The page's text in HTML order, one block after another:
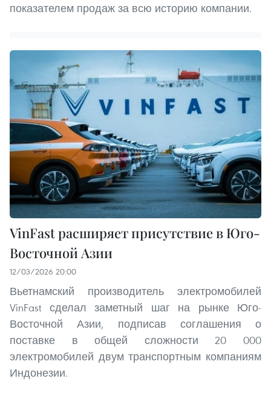
показателем продаж за всю историю компании.
VinFast расширяет присутствие в Юго-
Восточной Азии
12/03/2026 20:00
Вьетнамский производитель электромобилей
VinFast сделал заметный шаг на рынке Юго-
Восточной Азии, подписав соглашения о
поставке в общей сложности 20 000
электромобилей двум транспортным компаниям
Индонезии.